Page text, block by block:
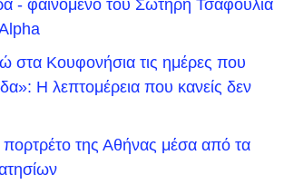
- φαινόμενο του Σωτήρη Τσαφούλια
στα Κουφονήσια τις ημέρες που
Η λεπτομέρεια που κανείς δεν
της Αθήνας μέσα από τα